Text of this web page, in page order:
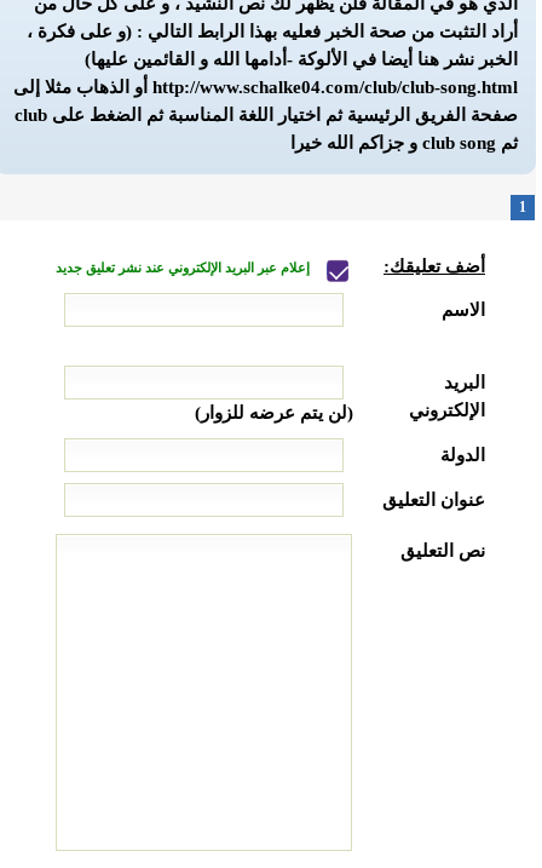
أراد التثبت من صحة الخبر فعليه بهذا الرابط التالي : (و على فكرة ،
الخبر نشر هنا أيضا في الألوكة -أدامها الله و القائمين عليها)
http://www.schalke04.com/club/club-song.htmlأو الذهاب مثلا إلى
صفحة الفريق الرئيسية ثم اختيار اللغة المناسبة ثم الضغط على club
ثم club song
و جزاكم الله خيرا
1
أضف تعليقك: إعلام عبر البريد الإلكتروني عند نشر تعليق جديد
الاسم
البريد
الإلكتروني
(لن يتم عرضه للزوار)
الدولة
عنوان التعليق
نص التعليق